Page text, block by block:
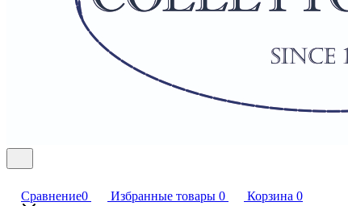
Сравнение0 Избранные товары 0 Корзина 0